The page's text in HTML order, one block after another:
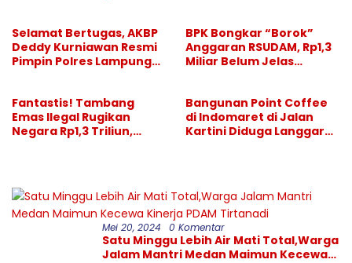
Selamat Bertugas, AKBP
Deddy Kurniawan Resmi
Pimpin Polres Lampung
BPK Bongkar “Borok”
Anggaran RSUDAM, Rp1,3
Miliar Belum Jelas
Fantastis! Tambang
Emas Ilegal Rugikan
Negara Rp1,3 Triliun,
Bangunan Point Coffee
di Indomaret di Jalan
Kartini Diduga Langgar
Mei 20, 2024 0 Komentar
Satu Minggu Lebih Air Mati Total,Warga
Jalam Mantri Medan Maimun Kecewa